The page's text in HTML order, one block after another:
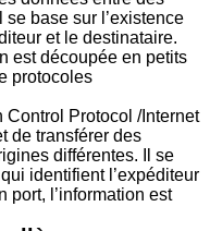
se base sur l’existence
et le destinataire.
est découpée en petits
protocoles
Control Protocol /Internet
de transférer des
différentes. Il se
identifient l’expéditeur
port, l’information est